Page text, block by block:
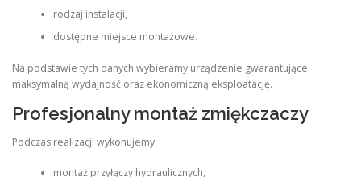
rodzaj instalacji,
dostępne miejsce montażowe.
Na podstawie tych danych wybieramy urządzenie gwarantujące
maksymalną wydajność oraz ekonomiczną eksploatację.
Profesjonalny montaż zmiękczaczy
Podczas realizacji wykonujemy:
montaż przyłączy hydraulicznych,